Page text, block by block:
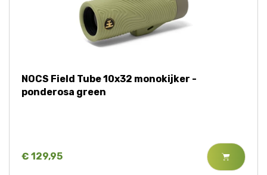
NOCS Field Tube 10x32 monokijker -
ponderosa green
€ 129,95